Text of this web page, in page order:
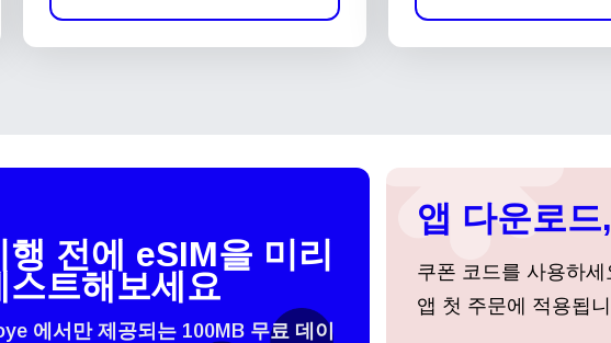
행 전에 eSIM을 미리
스트해보세요
에서만 제공되는 100MB 무료 데이
앱 다운로
쿠폰 코드를 사용하세
앱 첫 주문에 적용됩